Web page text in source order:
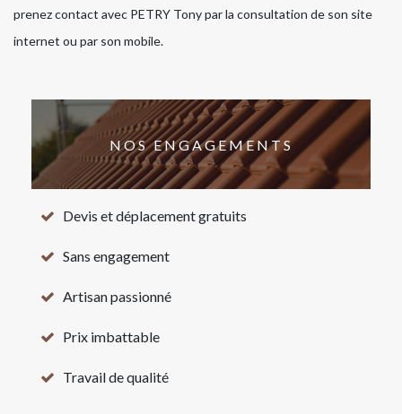
prenez contact avec PETRY Tony par la consultation de son site
internet ou par son mobile.
NOS ENGAGEMENTS
Devis et déplacement gratuits
Sans engagement
Artisan passionné
Prix imbattable
Travail de qualité